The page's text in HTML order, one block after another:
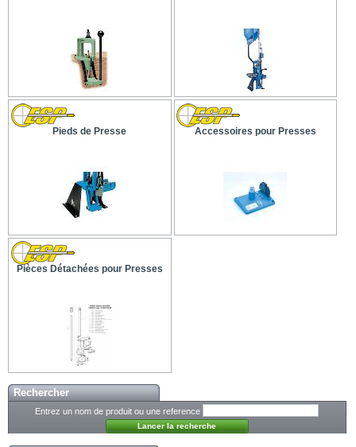
Pieds de Presse Accessoires pour Presses
Pièces Détachées pour Presses
Rechercher
Entrez un nom de produit ou une reference